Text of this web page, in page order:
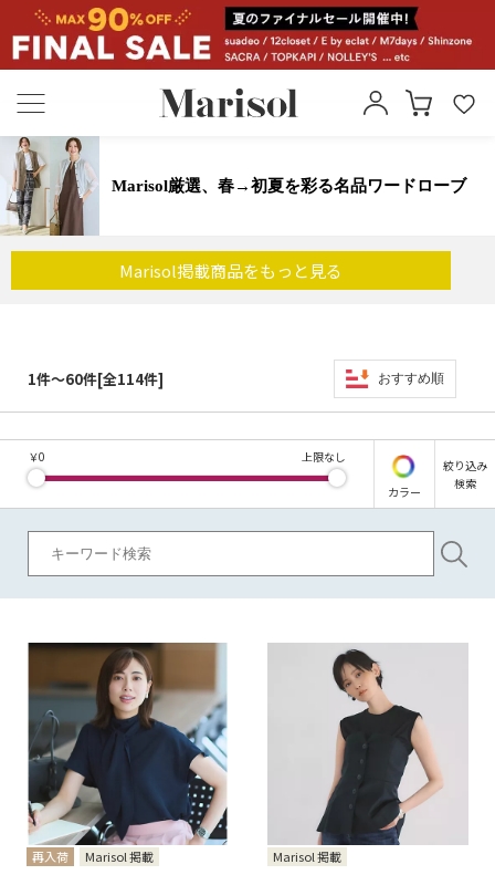
Marisol厳選、春→初夏を彩る名品ワードローブ
Marisol掲載商品をもっと見る
1件～60件[全114件] おすすめ順
￥0 上限なし
カラー
絞り込み
検索
再入荷
Marisol 掲載
Marisol 掲載